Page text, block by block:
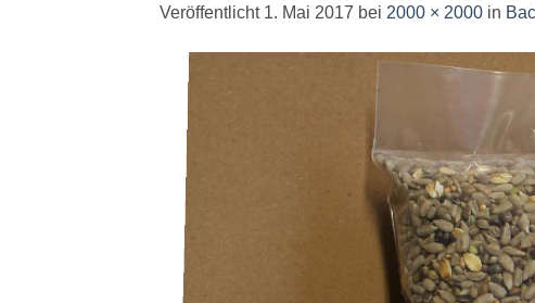
Veröffentlicht 1. Mai 2017 bei 2000 × 2000 in